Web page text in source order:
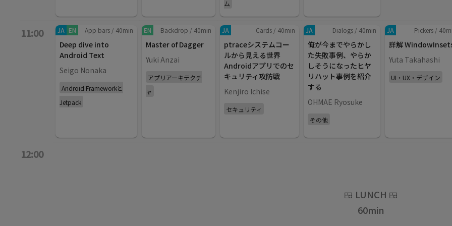
ム
11:00 JA EN App bars / 40min
Deep dive into
Android Text
Seigo Nonaka
Android Frameworkと
Jetpack
EN Backdrop / 40min
Master of Dagger
Yuki Anzai
アプリアーキテクチ
ャ
JA Cards / 40min
ptraceシステムコー
ルから見える世界
Androidアプリでのセ
キュリティ攻防戦
Kenjiro Ichise
セキュリティ
JA Dialogs / 40min
俺が今までやらかし
た失敗事例、やらか
しそうになったヒヤ
リハット事例を紹介
する
OHMAE Ryosuke
その他
JA Pickers / 40
詳解
Yuta Takahashi
UI・UX・デザイン
12:00
🍱 LUNCH 🍱
60min